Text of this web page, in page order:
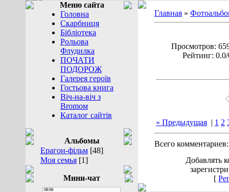
Меню сайта
Головна
Скарбниця
Бібліотека
Рольова
Флудилка
ПОЧАТИ
ПОДОРОЖ
Галерея героїв
Гостьова книга
Віч-на-віч з
Bromом
Каталог сайтів
Альбомы
Ерагон-фільм [48]
Моя семья [1]
Мини-чат
Главная »
Просмотров:
Рейтинг:
« Предыдущая | 1 2
Всего
Добавлять
[